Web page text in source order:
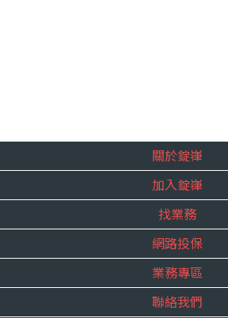
關於錠嵂
企業資訊
重要事跡
得獎紀錄
服務宣言
合作夥伴
加入錠嵂
內勤招聘
精英招募
年度增員計畫
找業務
網路投保
業務專區
E 線資源網
聯絡我們